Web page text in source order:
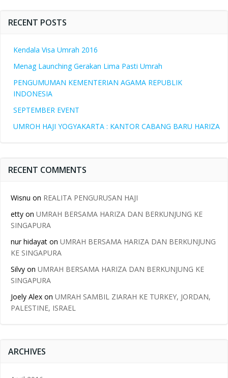
RECENT POSTS
Kendala Visa Umrah 2016
Menag Launching Gerakan Lima Pasti Umrah
PENGUMUMAN KEMENTERIAN AGAMA REPUBLIK
INDONESIA
SEPTEMBER EVENT
UMROH HAJI YOGYAKARTA : KANTOR CABANG BARU HARIZA
RECENT COMMENTS
Wisnu on REALITA PENGURUSAN HAJI
etty on UMRAH BERSAMA HARIZA DAN BERKUNJUNG KE
SINGAPURA
nur hidayat on UMRAH BERSAMA HARIZA DAN BERKUNJUNG
KE SINGAPURA
Silvy on UMRAH BERSAMA HARIZA DAN BERKUNJUNG KE
SINGAPURA
Joely Alex on UMRAH SAMBIL ZIARAH KE TURKEY, JORDAN,
PALESTINE, ISRAEL
ARCHIVES